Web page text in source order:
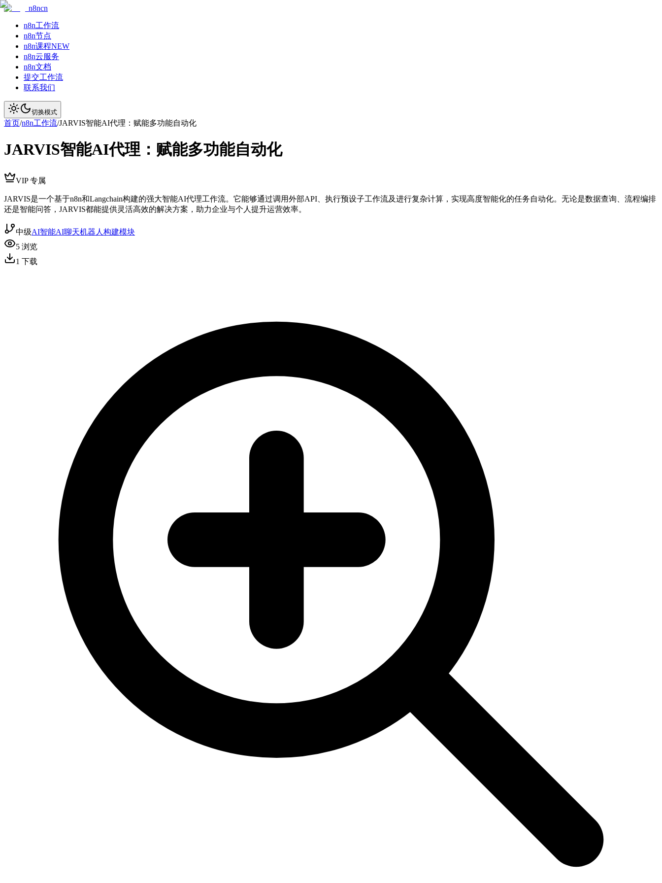
n8ncn
n8n工作流
n8n节点
n8n课程NEW
n8n云服务
n8n文档
提交工作流
联系我们
切换模式
首页/n8n工作流/JARVIS智能AI代理：赋能多功能自动化
JARVIS智能AI代理：赋能多功能自动化
VIP 专属
JARVIS是一个基于n8n和Langchain构建的强大智能AI代理工作流。它能够通过调用外部API、执行预设子工作流及进行复杂计算，实现高度智能化的任务自动化。无论是数据查询、流程编排
还是智能问答，JARVIS都能提供灵活高效的解决方案，助力企业与个人提升运营效率。
中级AI智能AI聊天机器人 构建模块
5 浏览
1 下载